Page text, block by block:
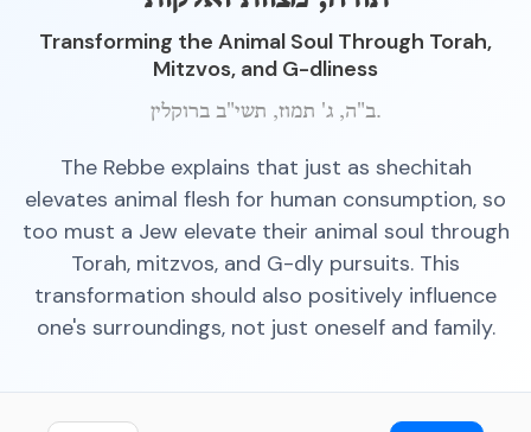
Transforming the Animal Soul Through Torah,
Mitzvos, and G-dliness
ב"ה, ג' תמוז, תשי"ב ברוקלין.
The Rebbe explains that just as shechitah
elevates animal flesh for human consumption, so
too must a Jew elevate their animal soul through
Torah, mitzvos, and G-dly pursuits. This
transformation should also positively influence
one's surroundings, not just oneself and family.